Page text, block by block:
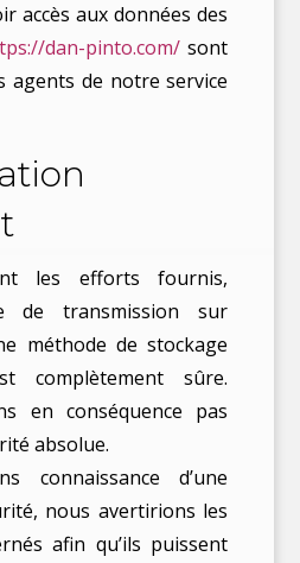
accès aux données des
dan-pinto.com/ sont
agents de notre service
les efforts fournis,
de transmission sur
méthode de stockage
complètement sûre.
en conséquence pas
absolue.
connaissance d’une
nous avertirions les
afin qu’ils puissent